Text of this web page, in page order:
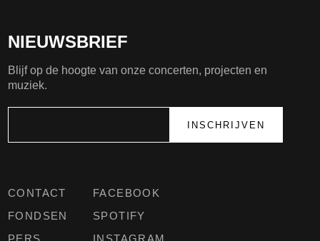
CONTACT
FONDSEN
PERS
FACEBOOK
SPOTIFY
INSTAGRAM
NIEUWSBRIEF
Blijf op de hoogte van onze concerten, projecten en
muziek.